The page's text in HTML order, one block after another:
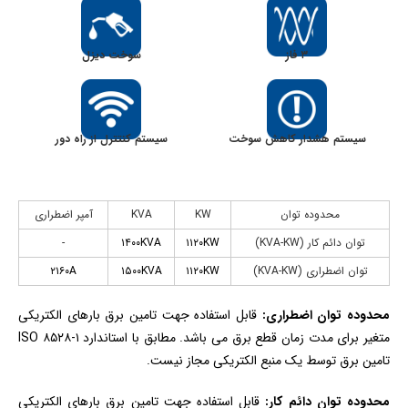
۳ فاز سوخت دیزل
سیستم هشدار کاهش سوخت سیستم کنتترل از راه دور
محدوده توان KW
KVA
آمپر اضطراری
توان دائم کار (KVA-KW)
۱۱۲۰KW ۱۴۰۰KVA
-
توان اضطراری (KVA-KW)
۱۱۲۰KW ۱۵۰۰KVA ۲۱۶۰A
محدوده توان اضطراری: قابل استفاده جهت تامین برق بارهای الکتریکی
متغیر برای مدت زمان قطع برق می باشد. مطابق با استاندارد ISO ۸۵۲۸-۱
تامین برق توسط یک منبع الکتریکی مجاز نیست.
محدوده توان دائم کار: قابل استفاده جهت تامین برق بارهای الکتریکی